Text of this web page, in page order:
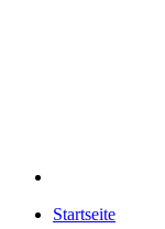
Startseite